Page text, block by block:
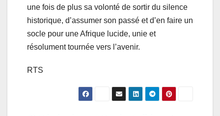
une fois de plus sa volonté de sortir du silence
historique, d’assumer son passé et d’en faire un
socle pour une Afrique lucide, unie et
résolument tournée vers l’avenir.
RTS